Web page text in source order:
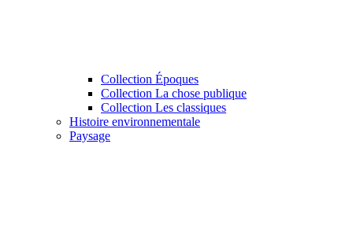
Collection Époques
Collection La chose publique
Collection Les classiques
Histoire environnementale
Paysage